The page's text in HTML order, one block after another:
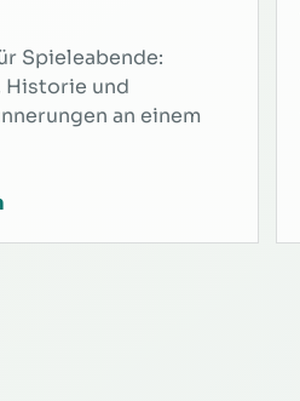
Spieleabende:
Historie und
an einem